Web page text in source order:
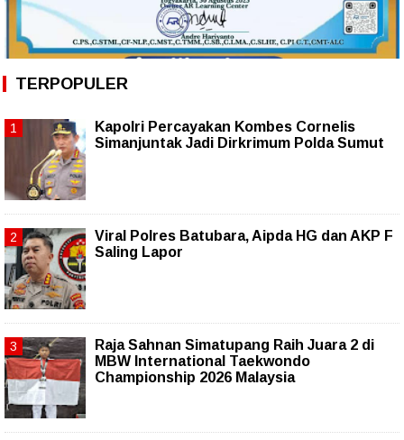
TERPOPULER
Kapolri Percayakan Kombes Cornelis
Simanjuntak Jadi Dirkrimum Polda Sumut
Viral Polres Batubara, Aipda HG dan AKP F
Saling Lapor
Raja Sahnan Simatupang Raih Juara 2 di
MBW International Taekwondo
Championship 2026 Malaysia